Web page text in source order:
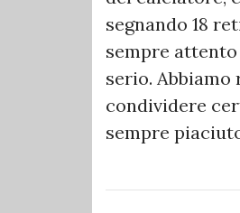
segnando 18
sempre
serio.
condividere
sempre